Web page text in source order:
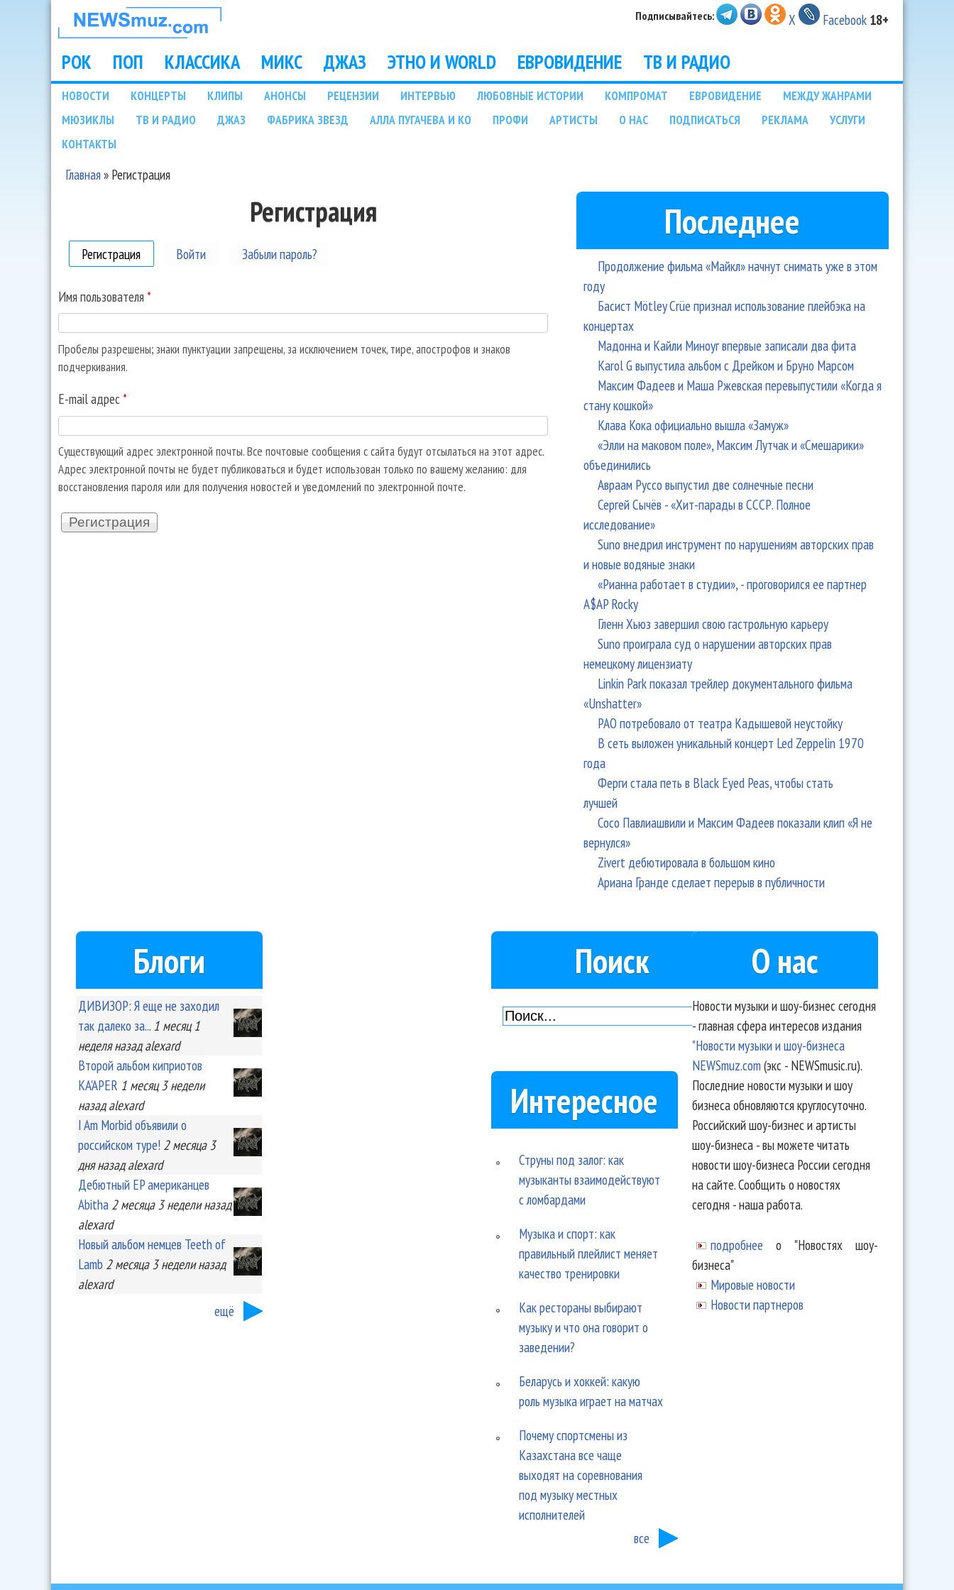
НОВОСТИ
МУЗЫКИ И
ШОУ БИЗНЕСА
NEWSMUZ.COM
Подписывайтесь: X Facebook 18+
Main menu
РОК ПОП КЛАССИКА МИКС ДЖАЗ ЭТНО И WORLD ЕВРОВИДЕНИЕ ТВ И РАДИО
Подразделы
НОВОСТИ КОНЦЕРТЫ КЛИПЫ АНОНСЫ РЕЦЕНЗИИ ИНТЕРВЬЮ ЛЮБОВНЫЕ ИСТОРИИ КОМПРОМАТ ЕВРОВИДЕНИЕ
МЕЖДУ ЖАНРАМИ
МЮЗИКЛЫ
ТВ И РАДИО ДЖАЗ ФАБРИКА ЗВЕЗД АЛЛА ПУГАЧЕВА И КО ПРОФИ АРТИСТЫ О НАС ПОДПИСАТЬСЯ РЕКЛАМА
УСЛУГИ
КОНТАКТЫ
Главная» Регистрация
Регистрация
Регистрация (активная вкладка)
Войти Забыли пароль?
Имя пользователя *
Пробелы разрешены; знаки пунктуации запрещены, за исключением точек, тире, апострофов и знаков
подчеркивания.
E-mail адрес *
Существующий адрес электронной почты. Все почтовые сообщения с сайта будут отсылаться на этот адрес.
Адрес электронной почты не будет публиковаться и будет использован только по вашему желанию: для
восстановления пароля или для получения новостей и уведомлений по электронной почте.
Последнее
Продолжение фильма «Майкл» начнут снимать уже в этом
году
Басист Mötley Crüe признал использование плейбэка на
концертах
Мадонна и Кайли Миноуг впервые записали два фита
Karol G выпустила альбом с Дрейком и Бруно Марсом
Максим Фадеев и Маша Ржевская перевыпустили «Когда я
стану кошкой»
Клава Кока официально вышла «Замуж»
«Элли на маковом поле», Максим Лутчак и «Смешарики»
объединились
Авраам Руссо выпустил две солнечные песни
Сергей Сычёв - «Хит-парады в СССР. Полное
исследование»
Suno внедрил инструмент по нарушениям авторских прав
и новые водяные знаки
«Рианна работает в студии», - проговорился ее партнер
A$AP Rocky
Гленн Хьюз завершил свою гастрольную карьеру
Suno проиграла суд о нарушении авторских прав
немецкому лицензиату
Linkin Park показал трейлер документального фильма
«Unshatter»
РАО потребовало от театра Кадышевой неустойку
В сеть выложен уникальный концерт Led Zeppelin 1970
года
Ферги стала петь в Black Eyed Peas, чтобы стать
лучшей
Сосо Павлиашвили и Максим Фадеев показали клип «Я не
вернулся»
Zivert дебютировала в большом кино
Ариана Гранде сделает перерыв в публичности
Блоги
ДИВИЗОР: Я еще не заходил
так далеко за... 1 месяц 1
неделяназад alexard
Второй альбом киприотов
KA'APER 1 месяц 3 недели
назад alexard
I Am Morbid объявили о
российском туре! 2 месяца 3
дняназад alexard
Дебютный EP американцев
Abitha 2 месяца 3 неделиназад
alexard
Новый альбом немцев Teeth of
Lamb 2 месяца 3 неделиназад
alexard
ещё
Поиск
Интересное
Струны под залог: как
музыканты взаимодействуют
с ломбардами
Музыка и спорт: как
правильный плейлист меняет
качество тренировки
Как рестораны выбирают
музыку и что она говорит о
заведении?
Беларусь и хоккей: какую
роль музыка играет на матчах
Почему спортсмены из
Казахстана все чаще
выходят на соревнования
под музыку местных
исполнителей
все
О нас
Новости музыки и шоу-бизнес сегодня
- главная сфера интересов издания
"Новости музыки и шоу-бизнеса
NEWSmuz.com(экс - NEWSmusic.ru).
Последние новости музыки и шоу
бизнеса обновляются круглосуточно.
Российский шоу-бизнес и артисты
шоу-бизнеса - вы можете читать
новости шоу-бизнеса России сегодня
на сайте. Сообщить о новостях
сегодня - наша работа.
подробнее о "Новостях шоу-
бизнеса"
Мировые новости
Новости партнеров